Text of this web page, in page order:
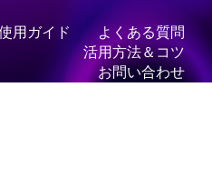
用ガイド
よくある質問
活用方法＆コツ
お問い合わせ